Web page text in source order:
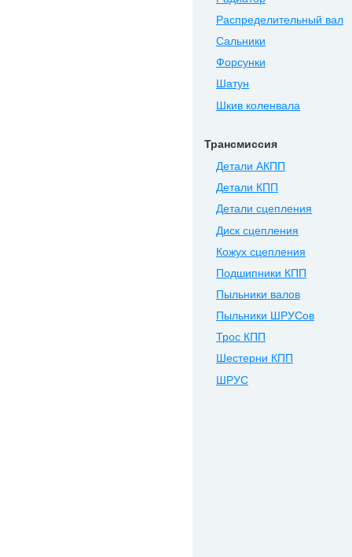
Распределительный вал
Сальники
Форсунки
Шатун
Шкив коленвала
Трансмиссия
Детали АКПП
Детали КПП
Детали сцепления
Диск сцепления
Кожух сцепления
Подшипники КПП
Пыльники валов
Пыльники ШРУСов
Трос КПП
Шестерни КПП
ШРУС